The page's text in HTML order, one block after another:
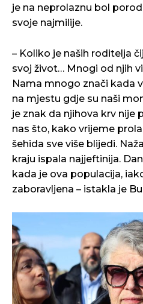
je na neprolaznu bol
svoje najmilije.
– Koliko je naših roditelja
svoj život… Mnogi od njih
Nama mnogo znači kada
na mjestu gdje su naši
je znak da njihova krv nije
nas što, kako vrijeme
šehida sve više blijedi.
kraju ispala najjeftinija.
kada je ova populacija,
zaboravljena – istakla je